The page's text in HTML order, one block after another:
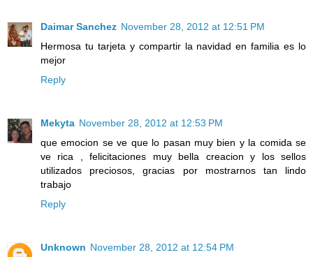
Daimar Sanchez November 28, 2012 at 12:51 PM
Hermosa tu tarjeta y compartir la navidad en familia es lo
mejor
Reply
Mekyta November 28, 2012 at 12:53 PM
que emocion se ve que lo pasan muy bien y la comida se
ve rica , felicitaciones muy bella creacion y los sellos
utilizados preciosos, gracias por mostrarnos tan lindo
trabajo
Reply
Unknown November 28, 2012 at 12:54 PM